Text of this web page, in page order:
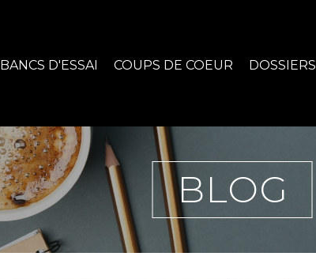
BANCS D'ESSAI COUPS DE COEUR DOSSIERS
BLOG